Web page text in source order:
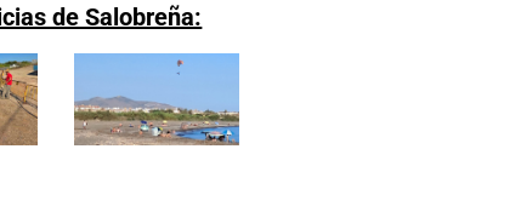
de Salobreña: